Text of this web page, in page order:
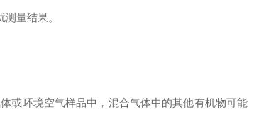
测量结果。
或环境空气样品中，混合气体中的其他有机物可能